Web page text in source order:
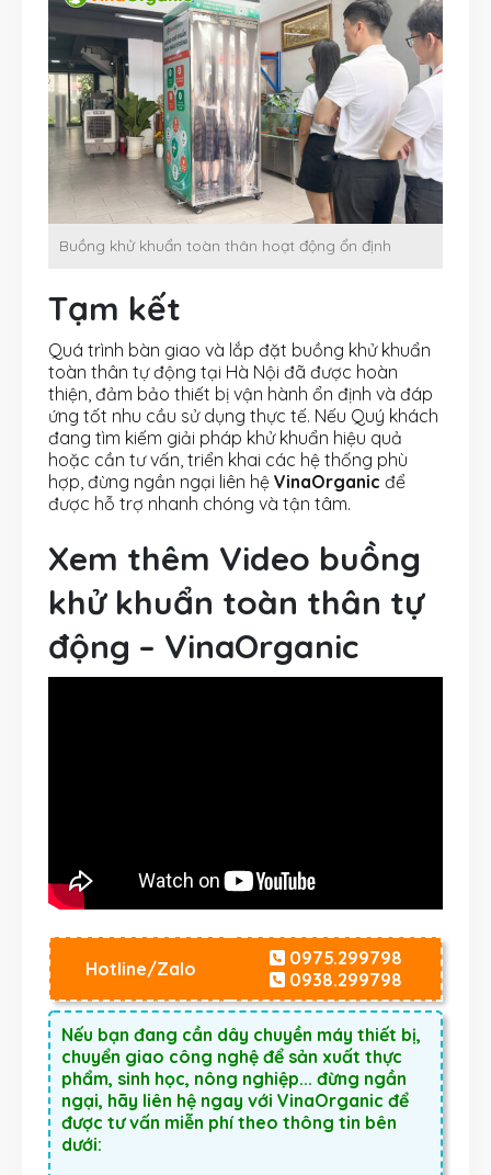
Buồng khử khuẩn toàn thân hoạt động ổn định
Tạm kết
Quá trình bàn giao và lắp đặt buồng khử khuẩn
toàn thân tự động tại Hà Nội đã được hoàn
thiện, đảm bảo thiết bị vận hành ổn định và đáp
ứng tốt nhu cầu sử dụng thực tế. Nếu Quý khách
đang tìm kiếm giải pháp khử khuẩn hiệu quả
hoặc cần tư vấn, triển khai các hệ thống phù
hợp, đừng ngần ngại liên hệ VinaOrganic để
được hỗ trợ nhanh chóng và tận tâm.
Xem thêm Video buồng
khử khuẩn toàn thân tự
động – VinaOrganic
Hotline/Zalo
0975.299798
0938.299798
Nếu bạn đang cần dây chuyền máy thiết bị,
chuyển giao công nghệ để sản xuất thực
phẩm, sinh học, nông nghiệp... đừng ngần
ngại, hãy liên hệ ngay với VinaOrganic để
được tư vấn miễn phí theo thông tin bên
dưới: